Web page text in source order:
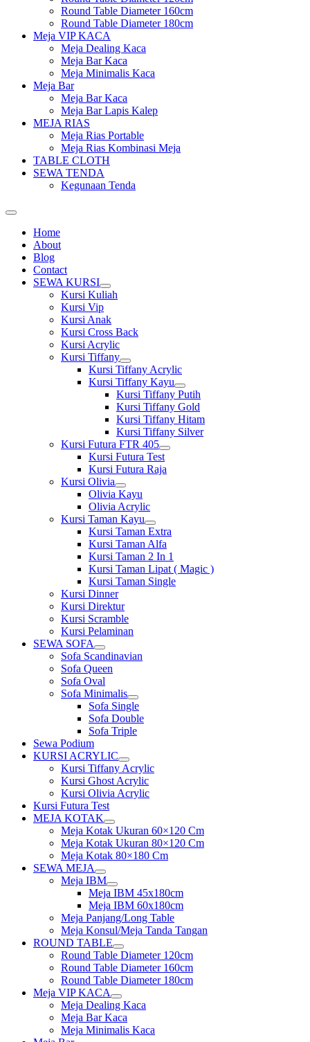
Round Table Diameter 160cm
Round Table Diameter 180cm
Meja VIP KACA
Meja Dealing Kaca
Meja Bar Kaca
Meja Minimalis Kaca
Meja Bar
Meja Bar Kaca
Meja Bar Lapis Kalep
MEJA RIAS
Meja Rias Portable
Meja Rias Kombinasi Meja
TABLE CLOTH
SEWA TENDA
Kegunaan Tenda
Home
About
Blog
Contact
SEWA KURSI
Show
sub
Kursi Kuliah
Kursi Vip
Kursi Anak
Kursi Cross Back
Kursi Acrylic
Kursi Tiffany
Show
sub
menu
Kursi Tiffany Acrylic
Kursi Tiffany Kayu
Show
sub
menu
Kursi Tiffany Putih
Kursi Tiffany Gold
Kursi Tiffany Hitam
Kursi Tiffany Silver
Kursi Futura FTR 405
Show
sub
menu
Kursi Futura Test
Kursi Futura Raja
Kursi Olivia
Show
sub
menu
Olivia Kayu
Olivia Acrylic
Kursi Taman Kayu
Show
sub
menu
Kursi Taman Extra
Kursi Taman Alfa
Kursi Taman 2 In 1
Kursi Taman Lipat ( Magic )
Kursi Taman Single
Kursi Dinner
Kursi Direktur
Kursi Scramble
Kursi Pelaminan
SEWA SOFA
Show
sub
menu
Sofa Scandinavian
Sofa Queen
Sofa Oval
Sofa Minimalis
Show
sub
menu
Sofa Single
Sofa Double
Sofa Triple
Sewa Podium
KURSI ACRYLIC
Show
sub
menu
Kursi Tiffany Acrylic
Kursi Ghost Acrylic
Kursi Olivia Acrylic
Kursi Futura Test
MEJA KOTAK
Show
sub
menu
Meja Kotak Ukuran 60×120 Cm
Meja Kotak Ukuran 80×120 Cm
Meja Kotak 80×180 Cm
SEWA MEJA
Show
sub
menu
Meja IBM
Show
sub
menu
Meja IBM 45x180cm
Meja IBM 60x180cm
Meja Panjang/Long Table
Meja Konsul/Meja Tanda Tangan
ROUND TABLE
Show
sub
menu
Round Table Diameter 120cm
Round Table Diameter 160cm
Round Table Diameter 180cm
Meja VIP KACA
Show
sub
menu
Meja Dealing Kaca
Meja Bar Kaca
Meja Minimalis Kaca